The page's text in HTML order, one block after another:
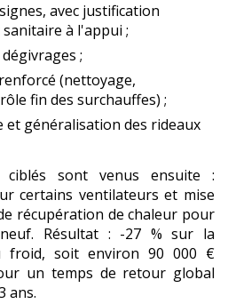
avec justification
à l'appui ;
;
(nettoyage,
fin des surchauffes) ;
et généralisation des rideaux
ciblés sont venus ensuite :
certains ventilateurs et mise
récupération de chaleur pour
Résultat : -27 % sur la
froid, soit environ 90 000 €
un temps de retour global
ans.